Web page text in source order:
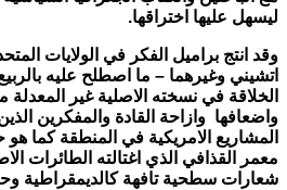
ليسهل عليها اختراقها.
وقد انتج براميل الفكر في الولايات
اتشيني وغيرهما – ما اصطلح عليه
الخلاقة في نسخته الاصلية غير
واضعافها وازاحة القادة والمفكرين
المشاريع الامريكية في المنطقة كما هو
معمر القذافي الذي اغتالته الطائرات
شعارات سطحية تافهة كالديمقراطية